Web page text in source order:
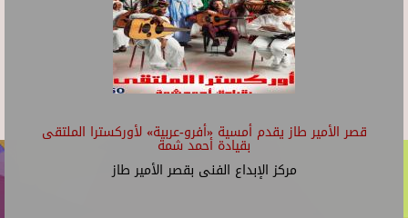
قصر الأمير طاز يقدم أمسية «أفرو-عربية» لأوركسترا الملتقى
بقيادة أحمد شمة
مركز الإبداع الفنى بقصر الأمير طاز